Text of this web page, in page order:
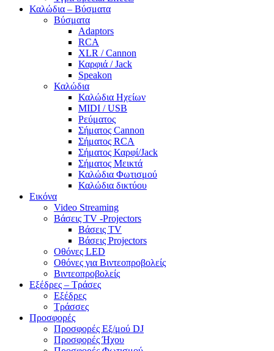
Καλώδια – Βύσματα
Βύσματα
Adaptors
RCA
XLR / Cannon
Καρφιά / Jack
Speakon
Καλώδια
Καλώδια Ηχείων
MIDI / USB
Ρεύματος
Σήματος Cannon
Σήματος RCA
Σήματος Καρφί/Jack
Σήματος Μεικτά
Καλώδια Φωτισμού
Καλώδια δικτύου
Εικόνα
Video Streaming
Βάσεις TV -Projectors
Βάσεις TV
Βάσεις Projectors
Οθόνες LED
Οθόνες για Βιντεοπροβολείς
Βιντεοπροβολείς
Εξέδρες – Τράσες
Εξέδρες
Τράσσες
Προσφορές
Προσφορές Εξ/μού DJ
Προσφορές Ήχου